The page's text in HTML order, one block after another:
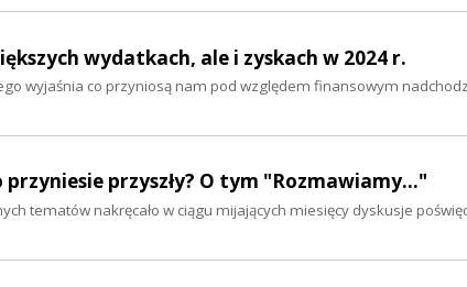
wydatkach, ale i zyskach w 2024 r.
wyjaśnia co przyniosą nam pod względem finansowym
przyniesie przyszły? O tym "Rozmawiamy..."
tematów nakręcało w ciągu mijających miesięcy dyskusje